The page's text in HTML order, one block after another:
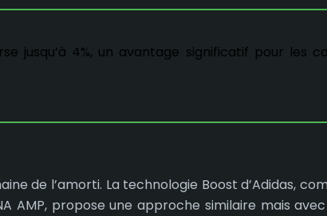
jusqu’à 4%, un avantage significatif pour les
de l’amorti. La technologie Boost d’Adidas,
AMP, propose une approche similaire mais